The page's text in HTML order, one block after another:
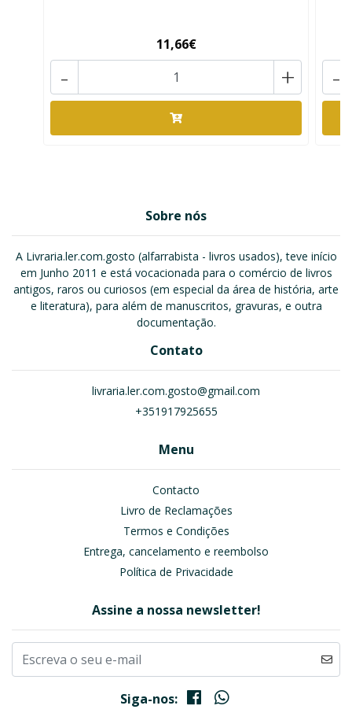
11,66€
+
- -
Sobre nós
A Livraria.ler.com.gosto (alfarrabista - livros usados), teve início
em Junho 2011 e está vocacionada para o comércio de livros
antigos, raros ou curiosos (em especial da área de história, arte
e literatura), para além de manuscritos, gravuras, e outra
documentação.
Contato
livraria.ler.com.gosto@gmail.com
+351917925655
Menu
Contacto
Livro de Reclamações
Termos e Condições
Entrega, cancelamento e reembolso
Política de Privacidade
Assine a nossa newsletter!
Siga-nos: